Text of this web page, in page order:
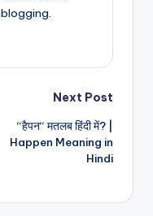
Next Post
“हैपन“ मतलब हिंदी में? |
Happen Meaning in
Hindi